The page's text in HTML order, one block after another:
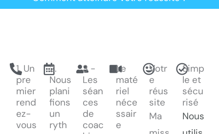
1. Un
pre
mier
rend
ez-
vous
2.
Nous
plani
fions
un
ryth
3 -
Les
séan
ces
de
coac
Le
maté
riel
néce
ssair
e
Votr
e
réus
site
Ma
Simp
le et
sécu
risé
Nous